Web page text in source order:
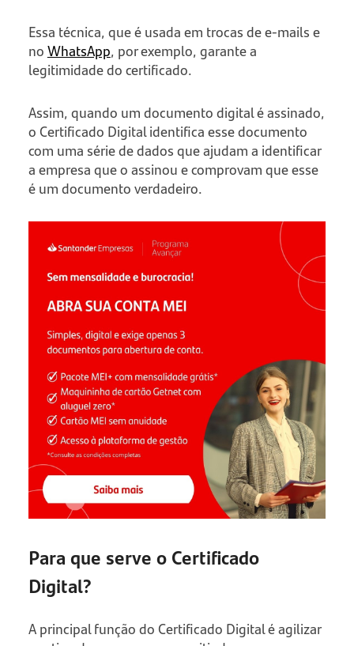
Essa técnica, que é usada em trocas de e-mails e
noWhatsApp, por exemplo, garante a
legitimidade do certificado.
Assim, quando um documento digital é assinado,
o Certificado Digital identifica esse documento
com uma série de dados que ajudam a identificar
a empresa que o assinou e comprovam que esse
é um documento verdadeiro.
Para que serve o Certificado
Digital?
A principal função do Certificado Digital é agilizar